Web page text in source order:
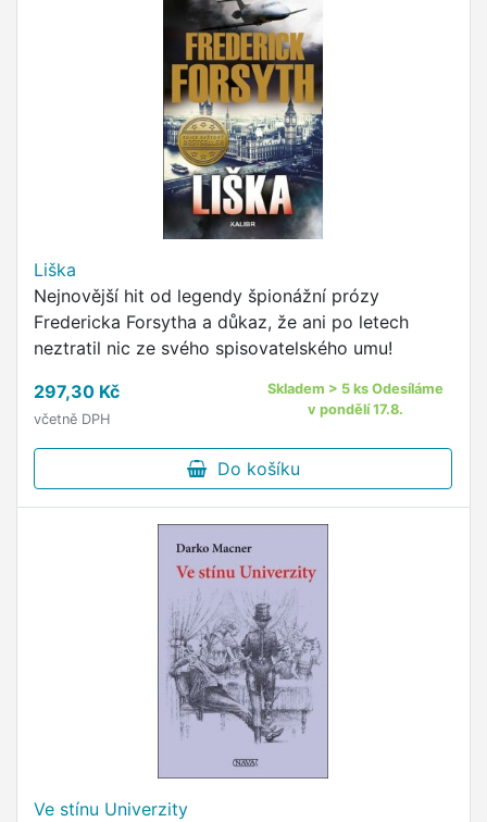
Liška
Nejnovější hit od legendy špionážní prózy
Fredericka Forsytha a důkaz, že ani po letech
neztratil nic ze svého spisovatelského umu!
297,30 Kč
včetně DPH
Skladem > 5 ks Odesíláme
v pondělí 17.8.
Do košíku
Ve stínu Univerzity